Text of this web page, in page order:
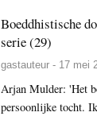
Boeddhistische
serie (29)
gastauteur - 17 mei
Arjan Mulder: 'Het
persoonlijke tocht.